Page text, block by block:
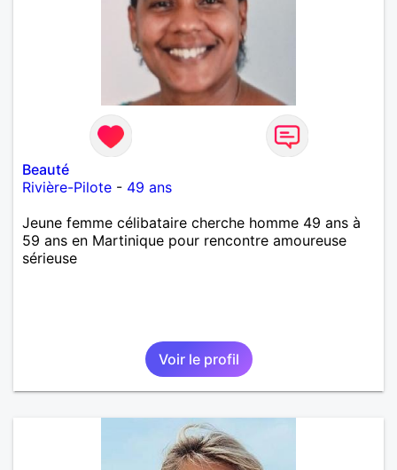
Beauté
Rivière-Pilote - 49 ans
Jeune femme célibataire cherche homme 49 ans à
59 ans en Martinique pour rencontre amoureuse
sérieuse
Voir le profil